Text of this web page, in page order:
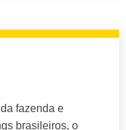
fazenda e
brasileiros, o